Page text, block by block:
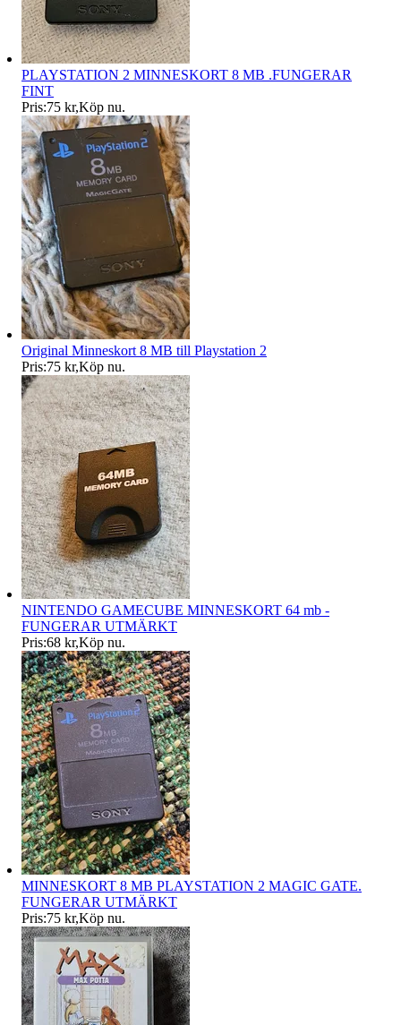
PLAYSTATION 2 MINNESKORT 8 MB .FUNGERAR
FINT
Pris:75 kr,Köp nu.
Original Minneskort 8 MB till Playstation 2
Pris:75 kr,Köp nu.
NINTENDO GAMECUBE MINNESKORT 64 mb -
FUNGERAR UTMÄRKT
Pris:68 kr,Köp nu.
MINNESKORT 8 MB PLAYSTATION 2 MAGIC GATE.
FUNGERAR UTMÄRKT
Pris:75 kr,Köp nu.